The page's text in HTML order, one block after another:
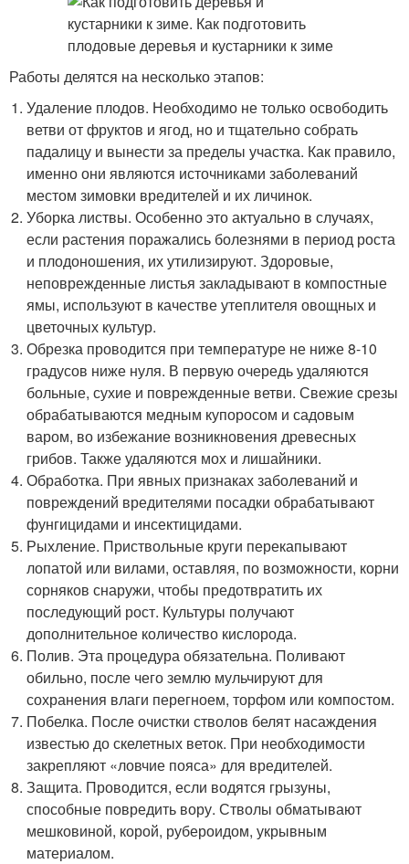
Работы делятся на несколько этапов:
Удаление плодов. Необходимо не только освободить
ветви от фруктов и ягод, но и тщательно собрать
падалицу и вынести за пределы участка. Как правило,
именно они являются источниками заболеваний
местом зимовки вредителей и их личинок.
Уборка листвы. Особенно это актуально в случаях,
если растения поражались болезнями в период роста
и плодоношения, их утилизируют. Здоровые,
неповрежденные листья закладывают в компостные
ямы, используют в качестве утеплителя овощных и
цветочных культур.
Обрезка проводится при температуре не ниже 8-10
градусов ниже нуля. В первую очередь удаляются
больные, сухие и поврежденные ветви. Свежие срезы
обрабатываются медным купоросом и садовым
варом, во избежание возникновения древесных
грибов. Также удаляются мох и лишайники.
Обработка. При явных признаках заболеваний и
повреждений вредителями посадки обрабатывают
фунгицидами и инсектицидами.
Рыхление. Приствольные круги перекапывают
лопатой или вилами, оставляя, по возможности, корни
сорняков снаружи, чтобы предотвратить их
последующий рост. Культуры получают
дополнительное количество кислорода.
Полив. Эта процедура обязательна. Поливают
обильно, после чего землю мульчируют для
сохранения влаги перегноем, торфом или компостом.
Побелка. После очистки стволов белят насаждения
известью до скелетных веток. При необходимости
закрепляют «ловчие пояса» для вредителей.
Защита. Проводится, если водятся грызуны,
способные повредить вору. Стволы обматывают
мешковиной, корой, рубероидом, укрывным
материалом.